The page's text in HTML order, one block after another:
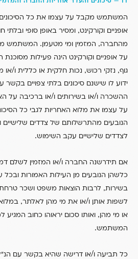
המשתמש מקבל על עצמו את כל
אופניים וקורקינט, ומסיר באופן סופי ובלתי
מהחברה, המזמין ומי מטעמן. המשתמש
על אופניים וקורקינט הינה פעילות מסוכנת
גוף, נזקי רכוש, נכות חלקית או כללית ו/או
ידוע לו שישנם סיכונים בלתי צפויים
ההשכרה ו/או בשירותים ו/או ברכיבה על
על עצמו את מלוא האחריות לגבי כל
הנובעים מהתרשלותם של צדדים שלישיים
לצדדים שלישיים עקב השימוש.
אם תידרשנה החברה ו/או המזמין לשלם
כלשהן הנובעים מן העילות האמורות ובכל
בשירות, לרבות הוצאות משפט ושכר טרחת
לשפות אותן ו/או את מי מהן לאלתר,
או מי מהן, ואותו סכום יראוהו כחוב המגיע
המשתמש.
כל תביעה ו/או דרישה שהיא בקשר עם